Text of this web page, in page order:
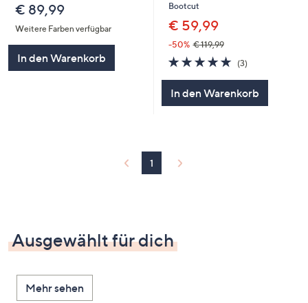
€ 89,99
Weitere Farben verfügbar
In den Warenkorb
Bootcut
€ 59,99
-50% € 119,99
4.7
von
(3)3
In den Warenkorb
1
Ausgewählt für dich
Mehr sehen